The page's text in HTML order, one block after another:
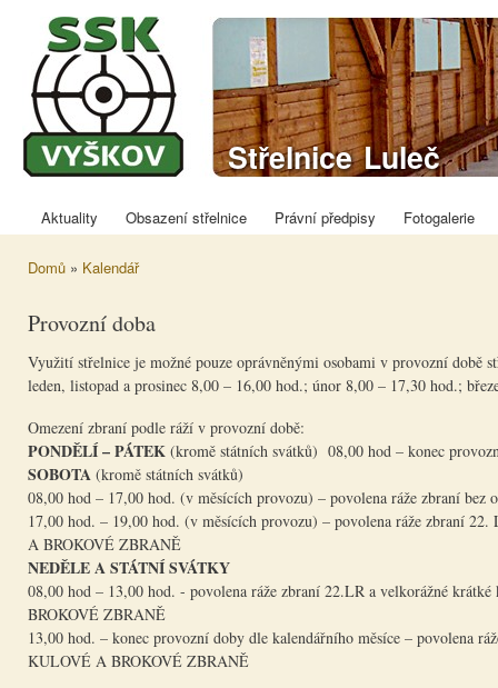
Sportovně
střelecký klub
Střelnice Luleč
Hlavní menu
Aktuality Obsazení střelnice Právní předpisy Fotogalerie
Domů » Kalendář
Provozní doba
Vyu​žití střelnice je možné pouze oprávněnými osobami v provozní době
leden, listopad a prosinec 8,00 – 16,00 hod.; únor 8,00 – 17,30 hod.;
Omezení zbraní podle ráží v provozní době:
PONDĚLÍ – PÁTEK (kromě státních svátků) 08,00 hod – konec
SOBOTA (kromě státních svátků)
08,00 hod – 17,00 hod. (v měsících provozu) – povolena ráže zbraní bez
17,00 hod. – 19,00 hod. (v měsících provozu) – povolena ráže
A BROKOVÉ ZBRANĚ
NEDĚLE A STÁTNÍ SVÁTKY
08,00 hod – 13,00 hod. - povolena ráže zbraní 22.LR a velkorážné
BROKOVÉ ZBRANĚ
13,00 hod. – konec provozní doby dle kalendářního měsíce –
KULOVÉ A BROKOVÉ ZBRANĚ